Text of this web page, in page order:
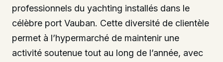
professionnels du yachting installés dans le
célèbre port Vauban. Cette diversité de clientèle
permet à l’hypermarché de maintenir une
activité soutenue tout au long de l’année, avec